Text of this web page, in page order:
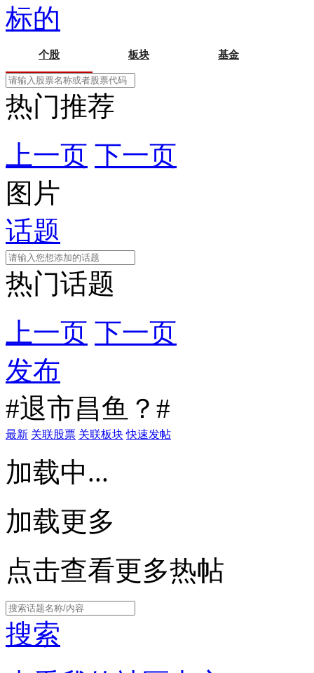
标的
个股 板块 基金
热门推荐
上一页 下一页
图片
话题
热门话题
上一页 下一页
发布
#退市昌鱼？#
最新 关联股票 关联板块 快速发帖
加载中...
加载更多
点击查看更多热帖
搜索